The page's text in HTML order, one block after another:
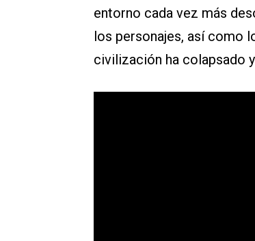
entorno cada vez más
los personajes, así como
civilización ha colapsado